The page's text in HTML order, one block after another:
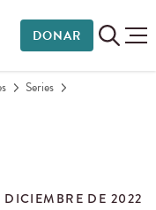
DONAR
Series
DE 2022